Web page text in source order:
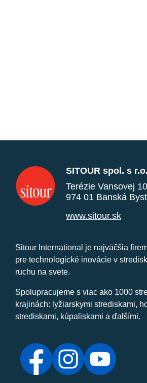
SITOUR spol. s r.o.
Terézie Vansovej 10
974 01 Banská
www.sitour.sk
Sitour International je najväčšia
pre technologické inovácie v
ruchu na svete.
Spolupracujeme s viac ako 1000
krajinách: lyžiarskymi strediskami,
strediskami, kúpaliskami a ďalšími.